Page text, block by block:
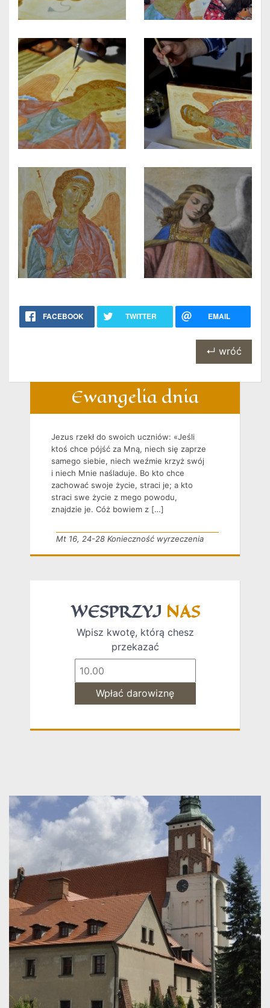
FACEBOOK TWITTER EMAIL
↵ wróć
Ewangelia dnia
Jezus rzekł do swoich uczniów: «Jeśli
ktoś chce pójść za Mną, niech się zaprze
samego siebie, niech weźmie krzyż swój
i niech Mnie naśladuje. Bo kto chce
zachować swoje życie, straci je; a kto
straci swe życie z mego powodu,
znajdzie je. Cóż bowiem z […]
Mt 16, 24-28 Konieczność wyrzeczenia
WESPRZYJ NAS
Wpisz kwotę, którą chesz
przekazać